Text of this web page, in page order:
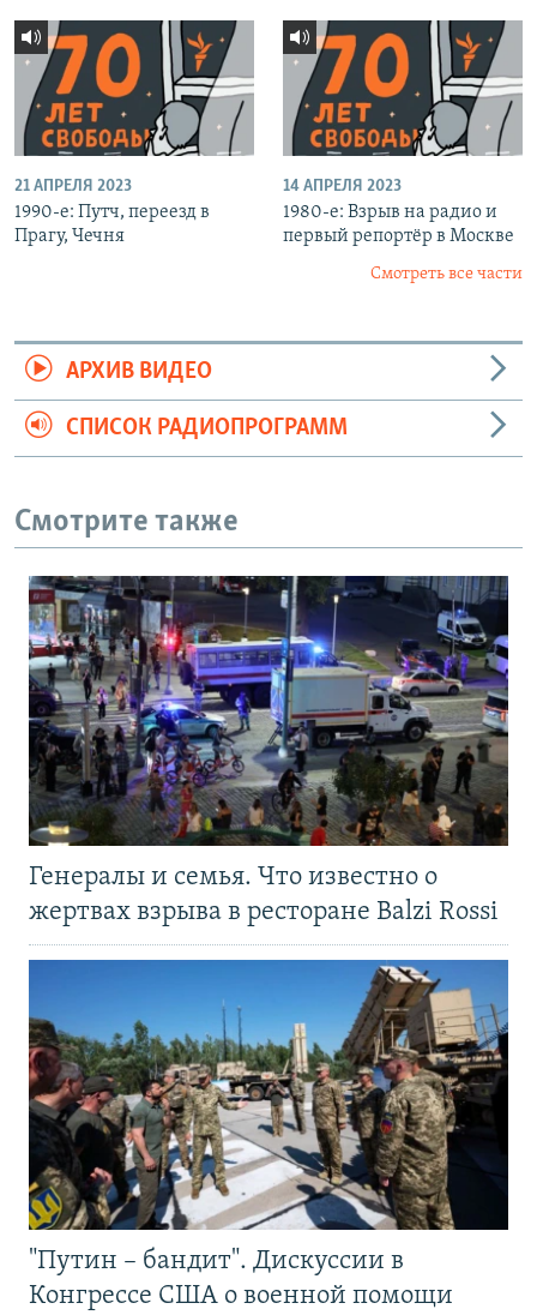
21 АПРЕЛЯ 2023
1990-е: Путч, переезд в
Прагу, Чечня
14 АПРЕЛЯ 2023
1980-е: Взрыв на радио и
первый репортёр в Москве
Смотреть все части
АРХИВ ВИДЕО
СПИСОК РАДИОПРОГРАММ
Смотрите также
Генералы и семья. Что известно о
жертвах взрыва в ресторане Balzi Rossi
"Путин – бандит". Дискуссии в
Конгрессе США о военной помощи